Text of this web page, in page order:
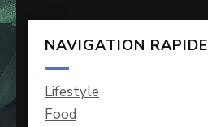
NAVIGATION RAPIDE
Lifestyle
Food